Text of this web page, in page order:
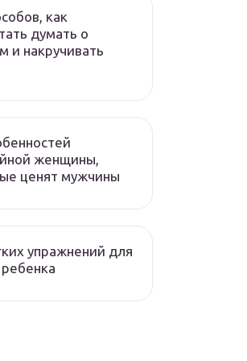
как
думать о
и накручивать
женщины,
ценят мужчины
упражнений для